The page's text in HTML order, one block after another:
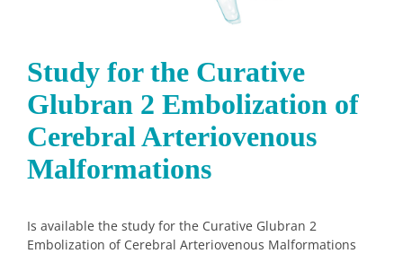
Study for the Curative
Glubran 2 Embolization of
Cerebral Arteriovenous
Malformations
Is available the study for the Curative Glubran 2
Embolization of Cerebral Arteriovenous Malformations